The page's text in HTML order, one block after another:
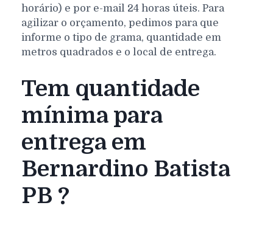
horário) e por e-mail 24 horas úteis. Para
agilizar o orçamento, pedimos para que
informe o tipo de grama, quantidade em
metros quadrados e o local de entrega.
Tem quantidade
mínima para
entrega em
Bernardino Batista
PB ?